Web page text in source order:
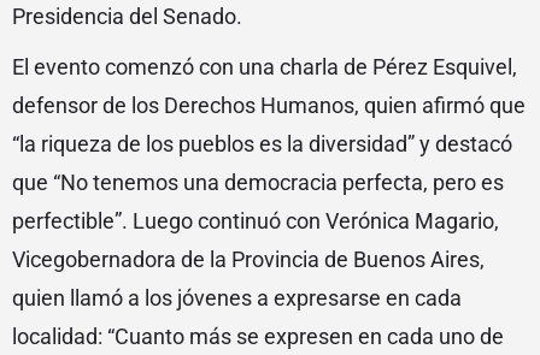
Presidencia del Senado.
El evento comenzó con una charla de Pérez Esquivel,
defensor de los Derechos Humanos, quien afirmó que
“la riqueza de los pueblos es la diversidad” y destacó
que “No tenemos una democracia perfecta, pero es
perfectible”. Luego continuó con Verónica Magario,
Vicegobernadora de la Provincia de Buenos Aires,
quien llamó a los jóvenes a expresarse en cada
localidad: “Cuanto más se expresen en cada uno de